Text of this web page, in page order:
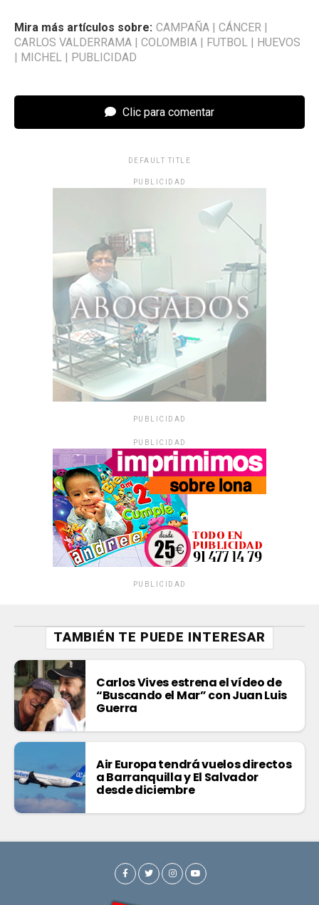
Mira más artículos sobre: CAMPAÑA CÁNCER
CARLOS VALDERRAMA
COLOMBIA FUTBOL
HUEVOS
MICHEL PUBLICIDAD
Clic para comentar
DEFAULT TITLE
PUBLICIDAD
PUBLICIDAD
PUBLICIDAD
PUBLICIDAD
TAMBIÉN TE PUEDE INTERESAR
Carlos Vives estrena el vídeo de
“Buscando el Mar” con Juan Luis
Guerra
Air Europa tendrá vuelos directos
a Barranquilla y El Salvador
desde diciembre